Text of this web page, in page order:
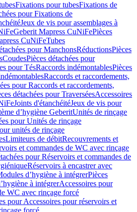
Fixations pour tubesFixations de
pour Fixations de
Jeux de vis pour assemblages à
Geberit Mapress CuNiFePièces
CuNiFeTubes
pour ManchonsRéductionsPièces
CoudesPièces détachées pour
pour TésRaccords indémontablesPièces
Raccords et raccordements,
pour Raccords et raccordements,
détachées pour TraverséesAccessoires
Joints d'étanchéitéJeux de vis pour
d’hygiène GeberitUnités de rinçage
pour Unités de rinçage
unités de rinçage
Limiteurs de débitRecouvrements et
et commandes de WC avec rinçage
pour Réservoirs et commandes de
Réservoirs à encastrer avec
d’hygiène à intégrerPièces
à intégrerAccessoires pour
WC avec rinçage forcé
pour Accessoires pour réservoirs et
forcé